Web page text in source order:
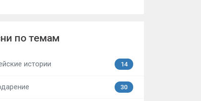
по темам
истории 14
30